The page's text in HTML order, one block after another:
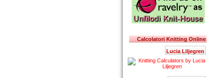
Calcolatori Knitting Online
Lucia Liljegren